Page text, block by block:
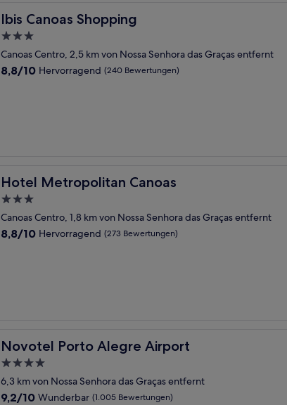
Ibis Canoas Shopping
Ibis Canoas Shopping
3.0-
Sterne-
Unterkunft
Canoas Centro, 2,5 km von Nossa Senhora das Graças entfernt
8.8
8,8/10 Hervorragend (240 Bewertungen)
Hotel Metropolitan Canoas
Hotel Metropolitan Canoas
3.0-
Sterne-
Unterkunft
Canoas Centro, 1,8 km von Nossa Senhora das Graças entfernt
8.8
8,8/10 Hervorragend (273 Bewertungen)
Novotel Porto Alegre Airport
Novotel Porto Alegre Airport
4.0-
Sterne-
Unterkunft
6,3 km von Nossa Senhora das Graças entfernt
9.2
9,2/10 Wunderbar (1.005 Bewertungen)